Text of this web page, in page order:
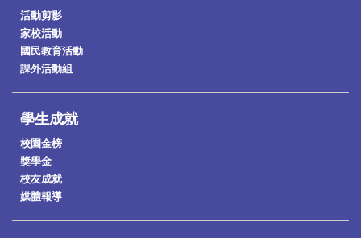
活動剪影
家校活動
國民教育活動
課外活動組
學生成就
校園金榜
獎學金
校友成就
媒體報導